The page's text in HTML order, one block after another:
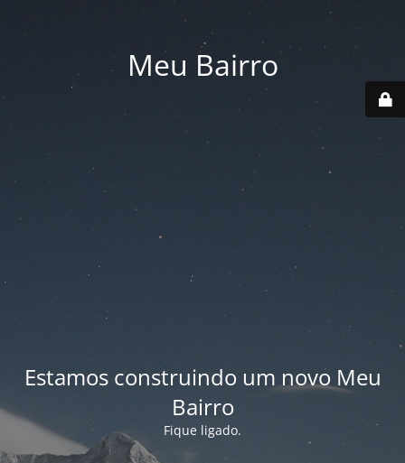
Meu Bairro
Estamos construindo um novo Meu
Bairro
Fique ligado.